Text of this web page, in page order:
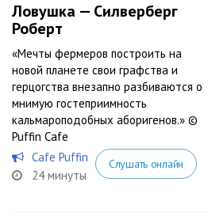
Ловушка — Силверберг
Роберт
«Мечты фермеров построить на
новой планете свои графства и
герцогства внезапно разбиваются о
мнимую гостеприимность
кальмароподобных аборигенов.» ©
Puffin Cafe
Cafe Puffin
24 минуты
Слушать онлайн